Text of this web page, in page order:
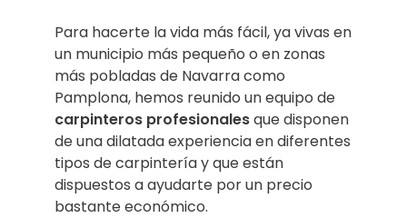
Para hacerte la vida más fácil, ya vivas en
un municipio más pequeño o en zonas
más pobladas de Navarra como
Pamplona, hemos reunido un equipo de
carpinteros profesionalesque disponen
de una dilatada experiencia en diferentes
tipos de carpintería y que están
dispuestos a ayudarte por un precio
bastante económico.